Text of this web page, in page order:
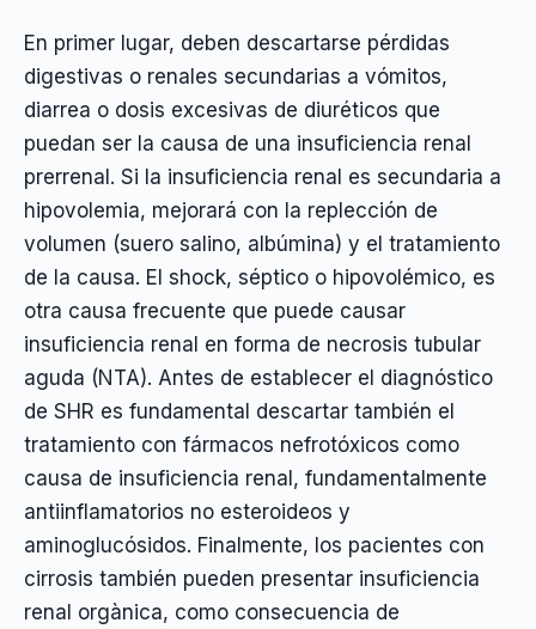
En primer lugar, deben descartarse pérdidas
digestivas o renales secundarias a vómitos,
diarrea o dosis excesivas de diuréticos que
puedan ser la causa de una insuficiencia renal
prerrenal. Si la insuficiencia renal es secundaria a
hipovolemia, mejorará con la replección de
volumen (suero salino, albúmina) y el tratamiento
de la causa. El shock, séptico o hipovolémico, es
otra causa frecuente que puede causar
insuficiencia renal en forma de necrosis tubular
aguda (NTA). Antes de establecer el diagnóstico
de SHR es fundamental descartar también el
tratamiento con fármacos nefrotóxicos como
causa de insuficiencia renal, fundamentalmente
antiinflamatorios no esteroideos y
aminoglucósidos. Finalmente, los pacientes con
cirrosis también pueden presentar insuficiencia
renal orgànica, como consecuencia de